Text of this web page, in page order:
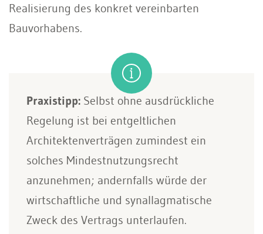
Realisierung des konkret vereinbarten
Bauvorhabens.
Praxistipp: Selbst ohne ausdrückliche
Regelung ist bei entgeltlichen
Architektenverträgen zumindest ein
solches Mindestnutzungsrecht
anzunehmen; andernfalls würde der
wirtschaftliche und synallagmatische
Zweck des Vertrags unterlaufen.